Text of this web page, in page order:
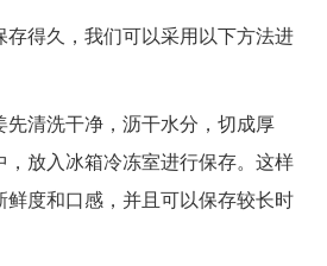
存得久，我们可以采用以下方法进
清洗干净，沥干水分，切成厚
，放入冰箱冷冻室进行保存。这样
度和口感，并且可以保存较长时